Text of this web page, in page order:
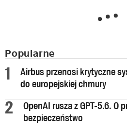
Popularne
Airbus przenosi krytyczne
do europejskiej chmury
OpenAI rusza z GPT-5.6. O
bezpieczeństwo